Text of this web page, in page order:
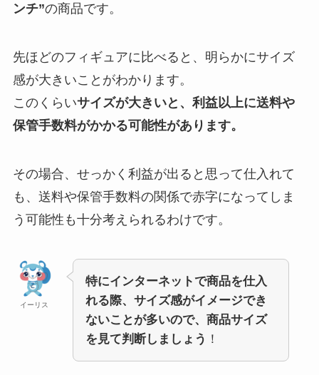
ンチ”の商品です。
先ほどのフィギュアに比べると、明らかにサイズ
感が大きいことがわかります。
このくらいサイズが大きいと、利益以上に送料や
保管手数料がかかる可能性があります。
その場合、せっかく利益が出ると思って仕入れて
も、送料や保管手数料の関係で赤字になってしま
う可能性も十分考えられるわけです。
イーリス
特にインターネットで商品を仕入
れる際、サイズ感がイメージでき
ないことが多いので、商品サイズ
を見て判断しましょう ！